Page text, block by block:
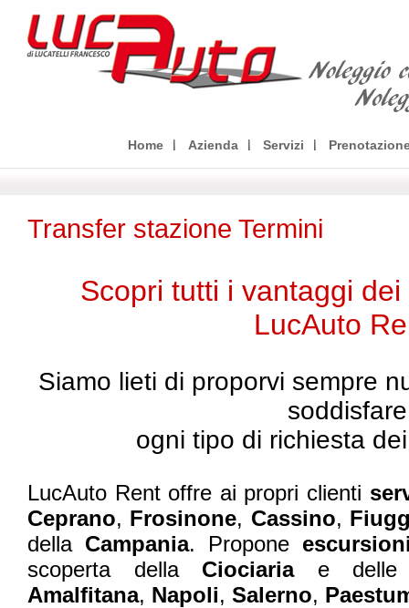
Home Azienda Servizi
Transfer stazione Termini
Scopri tutti i vantaggi
LucAuto
Siamo lieti di proporvi sempre
soddisfare
ogni tipo di richiesta
LucAuto Rent offre ai propri clienti
Ceprano, Frosinone, Cassino,
della Campania. Propone
scoperta della Ciociaria e delle
Amalfitana, Napoli, Salerno,